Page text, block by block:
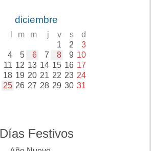
diciembre
m m j v s d
1 2 3
4 5 6 7 8 9 10
11 12 13 14 15 16 17
18 19 20 21 22 23 24
25 26 27 28 29 30 31
Días Festivos